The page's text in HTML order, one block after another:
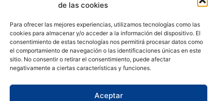
de las cookies
Para ofrecer las mejores experiencias, utilizamos tecnologías como las
cookies para almacenar y/o acceder a la información del dispositivo. El
consentimiento de estas tecnologías nos permitirá procesar datos como
el comportamiento de navegación o las identificaciones únicas en este
sitio. No consentir o retirar el consentimiento, puede afectar
negativamente a ciertas características y funciones.
Aceptar